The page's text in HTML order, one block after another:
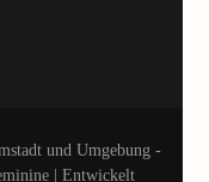
und Umgebung -
| Entwickelt